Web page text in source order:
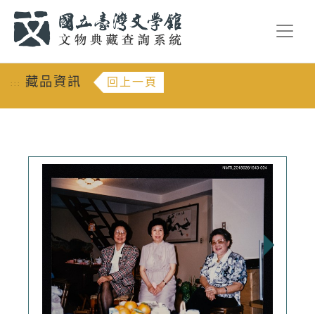
::: 藏品資訊 回上一頁